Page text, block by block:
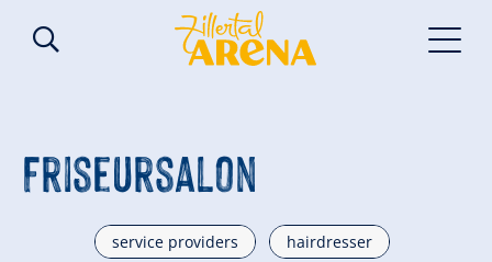
Friseursalon
service providers hairdresser